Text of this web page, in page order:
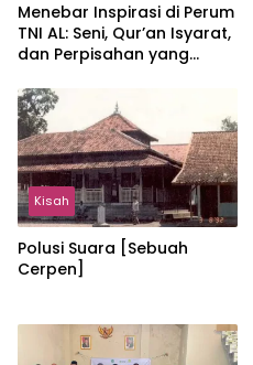
Menebar Inspirasi di Perum
TNI AL: Seni, Qur’an Isyarat,
dan Perpisahan yang
Kisah
Polusi Suara [Sebuah
Cerpen]